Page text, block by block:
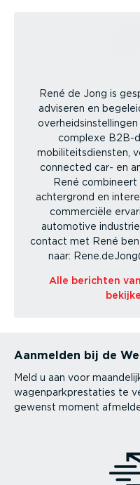
René de Jong is
adviseren en
complexe B2B-
mobiliteitsdiensten,
connected car- en
René combineert
achtergrond en
commerciële
automotive
contact met René
naar:
Alle berichten
Aanmelden bij de
Meld u aan voor
wagenparkprestaties te
gewenst moment